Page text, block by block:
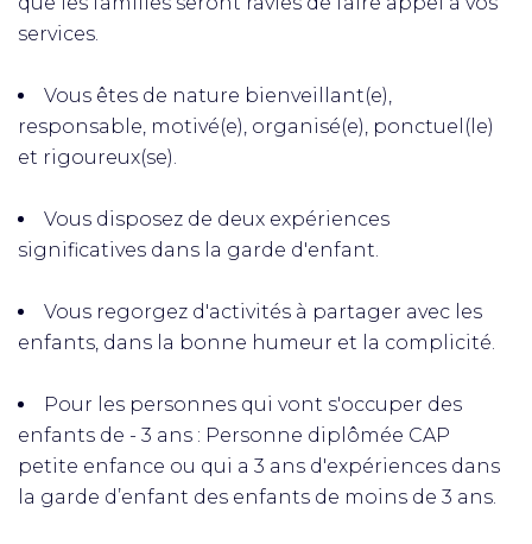
services.
Vous êtes de nature bienveillant(e),
responsable, motivé(e), organisé(e), ponctuel(le)
et rigoureux(se).
Vous disposez de deux expériences
significatives dans la garde d'enfant.
Vous regorgez d'activités à partager avec les
enfants, dans la bonne humeur et la complicité.
Pour les personnes qui vont s'occuper des
enfants de - 3 ans : Personne diplômée CAP
petite enfance ou qui a 3 ans d'expériences dans
la garde d’enfant des enfants de moins de 3 ans.